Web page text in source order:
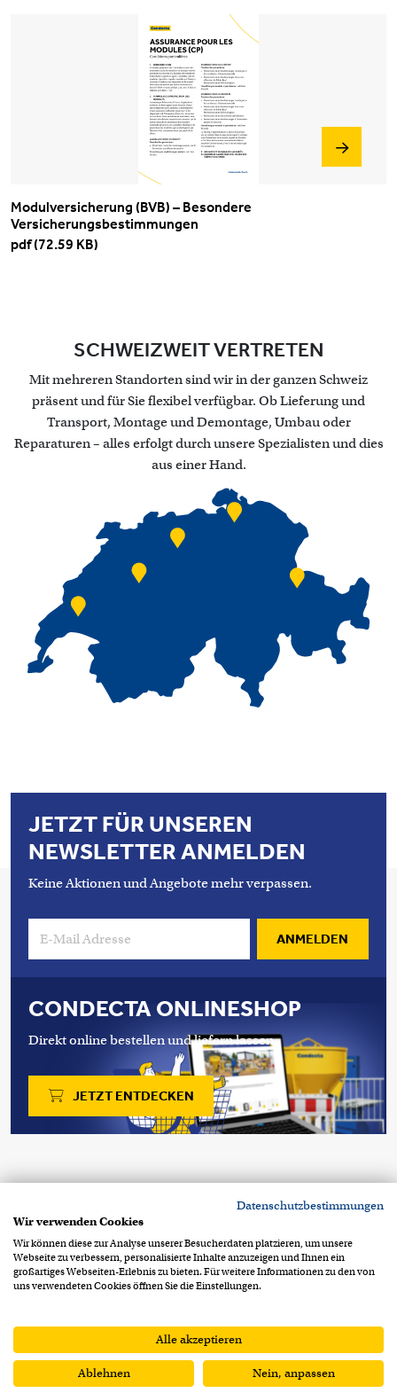
title
Modulversicherung (BVB) – Besondere
Versicherungsbestimmungen
pdf (72.59 KB)
SCHWEIZWEIT VERTRETEN
Mit mehreren Standorten sind wir in der ganzen Schweiz
präsent und für Sie flexibel verfügbar. Ob Lieferung und
Transport, Montage und Demontage, Umbau oder
Reparaturen – alles erfolgt durch unsere Spezialisten und dies
aus einer Hand.
JETZT FÜR UNSEREN
NEWSLETTER ANMELDEN
Keine Aktionen und Angebote mehr verpassen.
ANMELDEN
CONDECTA ONLINESHOP
Direkt online bestellen und liefern lassen.
JETZT ENTDECKEN
CH-8409 Winterthur
Footer Info MenuDatenschutzerklärung
Impressum
AEB
0 0
Datenschutzbestimmungen
Wir verwenden Cookies
Wir können diese zur Analyse unserer Besucherdaten platzieren, um unsere
Webseite zu verbessern, personalisierte Inhalte anzuzeigen und Ihnen ein
großartiges Webseiten-Erlebnis zu bieten. Für weitere Informationen zu den von
uns verwendeten Cookies öffnen Sie die Einstellungen.
Alle akzeptieren
Ablehnen Nein, anpassen